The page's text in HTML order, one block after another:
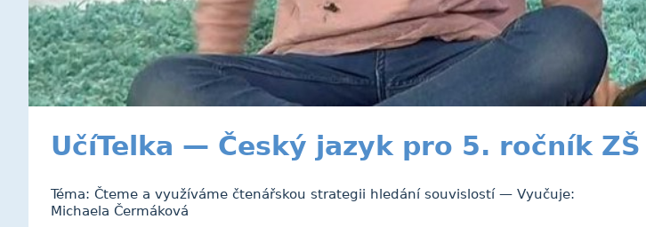
UčíTelka — Český jazyk pro 5. ročník ZŠ
Téma: Čteme a využíváme čtenářskou strategii hledání souvislostí — Vyučuje:
Michaela Čermáková